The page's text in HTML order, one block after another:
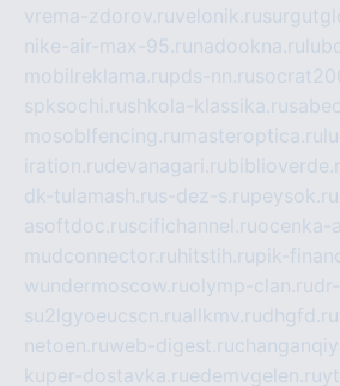
vrema-zdorov.ruvelonik.ru
nike-air-max-95.ru nadookna.ru
mobilreklama.rupds-nn.ru
spksochi.rushkola-klassika.ru
mosoblfencing.ru masteroptica.ru
iration.rudevanagari.ru
dk-tulamash.rus-dez-s.rupeysok.ru
asoftdoc.ruscifichannel.ruocenka-
mudconnector.ru hitstih.rupik-
wundermoscow.ruolymp-clan.ru
su2lgyoeucscn.ruallkmv.rudhgfd.ru
netoen.ruweb-digest.ru
kuper-dostavka.ruedemvgelen.ru